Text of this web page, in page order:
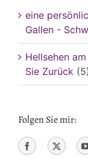
eine
Gallen -
Hellsehen
Sie Zurück (5)
Folgen Sie mir: